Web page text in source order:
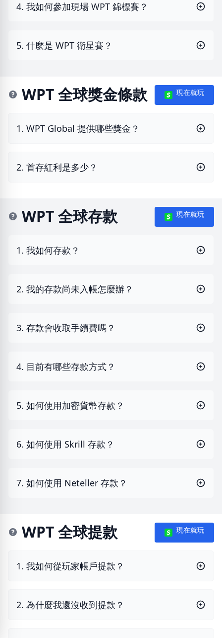
4. 我如何參加現場 WPT 錦標賽？
5. 什麼是 WPT 衛星賽？
WPT 全球獎金條款 現在就玩
1. WPT Global 提供哪些獎金？
2. 首存紅利是多少？
WPT 全球存款 現在就玩
1. 我如何存款？
2. 我的存款尚未入帳怎麼辦？
3. 存款會收取手續費嗎？
4. 目前有哪些存款方式？
5. 如何使用加密貨幣存款？
6. 如何使用 Skrill 存款？
7. 如何使用 Neteller 存款？
WPT 全球提款 現在就玩
1. 我如何從玩家帳戶提款？
2. 為什麼我還沒收到提款？